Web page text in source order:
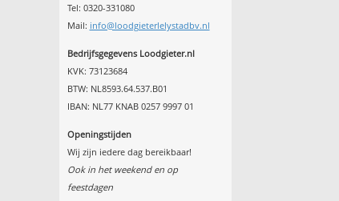
Tel: 0320-331080
Mail: info@loodgieterlelystadbv.nl
Bedrijfsgegevens Loodgieter.nl
KVK: 73123684
BTW: NL8593.64.537.B01
IBAN: NL77 KNAB 0257 9997 01
Openingstijden
Wij zijn iedere dag bereikbaar!
Ook in het weekend en op
feestdagen